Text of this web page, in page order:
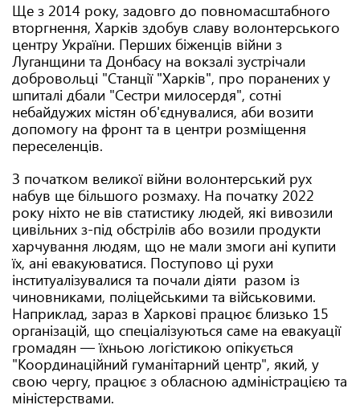
Ще з 2014 року, задовго до повномасштабного
вторгнення, Харків здобув славу волонтерського
центру України. Перших біженців війни з
Луганщини та Донбасу на вокзалі зустрічали
добровольці "Станції "Харків", про поранених у
шпиталі дбали "Сестри милосердя", сотні
небайдужих містян об'єднувалися, аби возити
допомогу на фронт та в центри розміщення
переселенців.
З початком великої війни волонтерський рух
набув ще більшого розмаху. На початку 2022
року ніхто не вів статистику людей, які вивозили
цивільних з-під обстрілів або возили продукти
харчування людям, що не мали змоги ані купити
їх, ані евакуюватися. Поступово ці рухи
інституалізувалися та почали діяти разом із
чиновниками, поліцейськими та військовими.
Наприклад, зараз в Харкові працює близько 15
організацій, що спеціалізуються саме на евакуації
громадян — їхньою логістикою опікується
"Координаційний гуманітарний центр", який, у
свою чергу, працює з обласною адміністрацією та
міністерствами.